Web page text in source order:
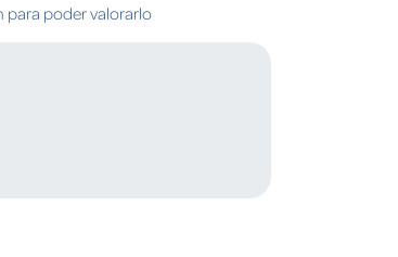
para poder valorarlo